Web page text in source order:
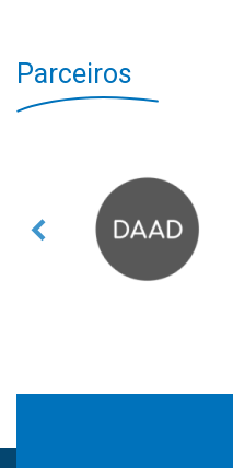
Parceiros